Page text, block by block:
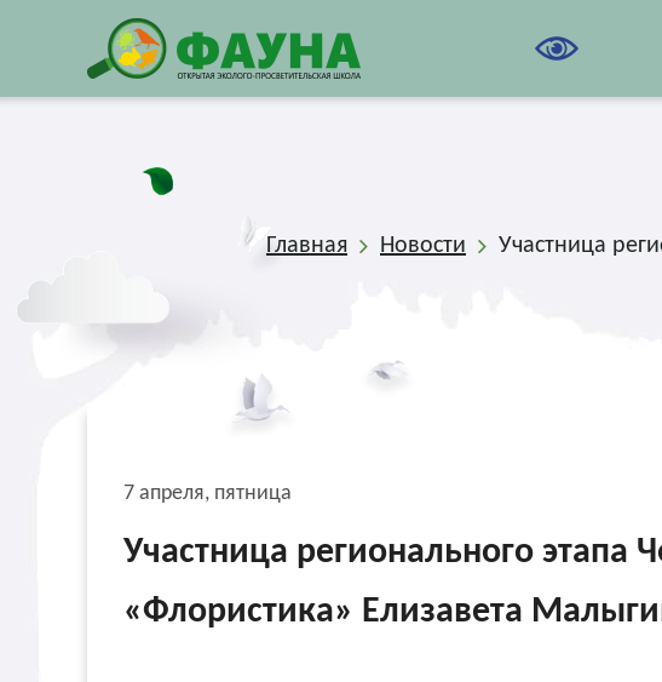
Главная Новости Участница
7 апреля, пятница
Участница регионального
«Флористика» Елизавета